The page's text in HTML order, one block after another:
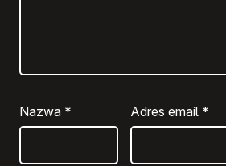
Nazwa * Adres email *